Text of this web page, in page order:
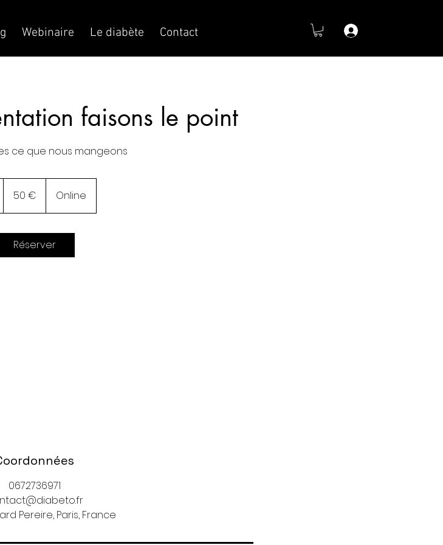
Webinaire Le diabète Contact
faisons le point
ce que nous mangeons
50 € Online
Réserver
0672736971
Pereire, Paris, France